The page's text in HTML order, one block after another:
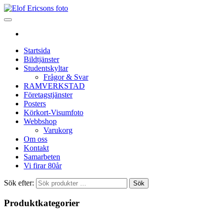
Startsida
Bildtjänster
Studentskyltar
Frågor & Svar
RAMVERKSTAD
Företagstjänster
Posters
Körkort-Visumfoto
Webbshop
Varukorg
Om oss
Kontakt
Samarbeten
Vi firar 80år
Sök efter: Sök
Produktkategorier